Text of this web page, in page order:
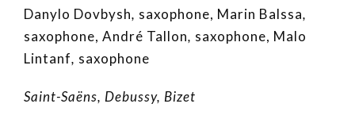
Danylo Dovbysh, saxophone, Marin Balssa,
saxophone, André Tallon, saxophone, Malo
Lintanf, saxophone
Saint-Saëns, Debussy, Bizet